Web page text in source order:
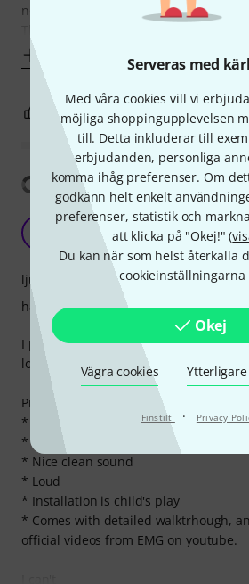
Serveras med
Med våra cookies vill vi
möjliga shoppingupplevelsen
till. Detta inkluderar till
erbjudanden, personliga
komma ihåg preferenser. Om
godkänn helt enkelt
preferenser, statistik och
att klicka på "Okej!" (
Du kan när som helst återkalla
cookieinställningarna
Okej
Vägra cookies
Finstilt · Privacy
need to know for your install,
ANMÄL RECENSION
Visa översättning
Great Pickups
Ednarsson
I put these in my Epiphone LP Custom
love them! I mostly play Iron Maiden
Pros:
* They sound amazing
* Excellent Dynamics
* Nice clean sound
* Loud
* Installation is child's play
* Comes with detailed walktrhough,
official videos from EMG on youtube.
ljud
hantverkskvalitet